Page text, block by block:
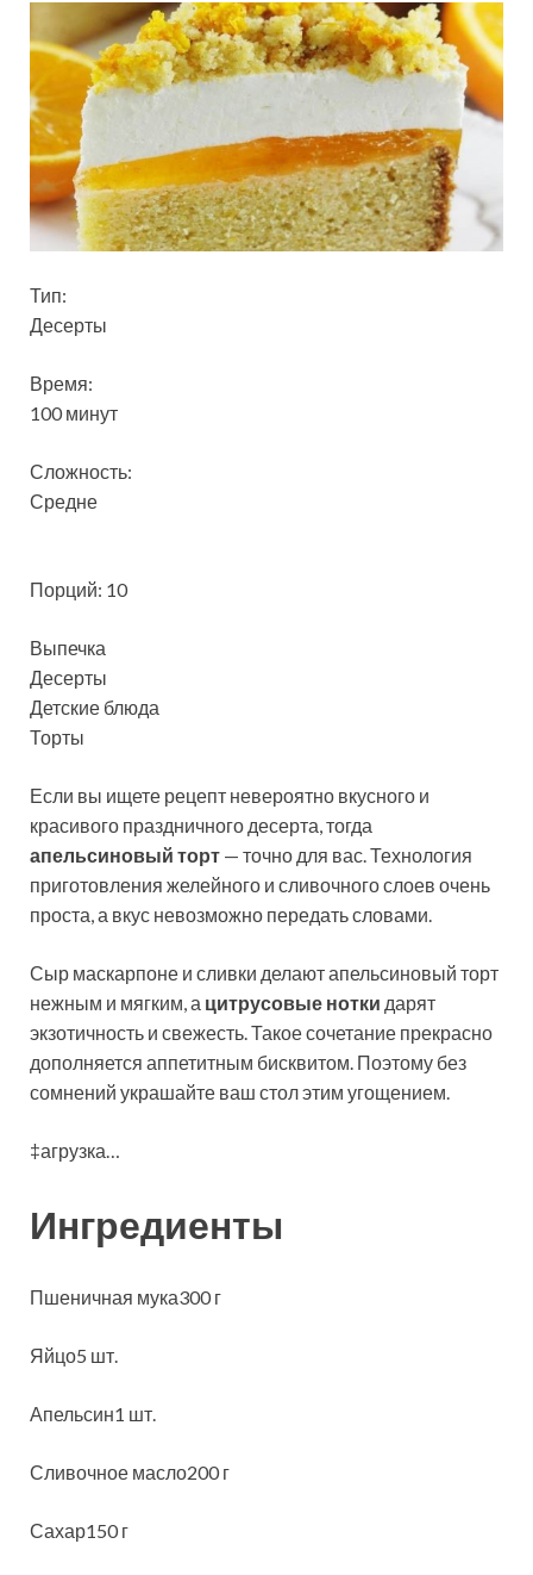
Тип:
Десерты
Время:
100 минут
Сложность:
Средне
Порций: 10
Выпечка
Десерты
Детские блюда
Торты
Если вы ищете рецепт невероятно вкусного и
красивого праздничного десерта, тогда
апельсиновый торт — точно для вас. Технология
приготовления желейного и сливочного слоев очень
проста, а вкус невозможно передать словами.
Сыр маскарпоне и сливки делают апельсиновый торт
нежным и мягким, а цитрусовые нотки дарят
экзотичность и свежесть. Такое сочетание прекрасно
дополняется аппетитным бисквитом. Поэтому без
сомнений украшайте ваш стол этим угощением.
‡агрузка…
Ингредиенты
Пшеничная мука300 г
Яйцо5 шт.
Апельсин1 шт.
Сливочное масло200 г
Сахар150 г